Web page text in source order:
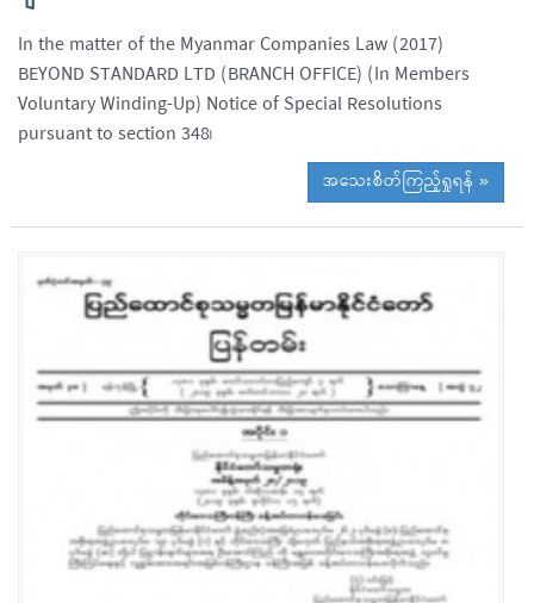
In the matter of the Myanmar Companies Law (2017)
BEYOND STANDARD LTD (BRANCH OFFICE) (In Members
Voluntary Winding-Up) Notice of Special Resolutions
pursuant to section 348၊
အသေးစိတ်ကြည့်ရှုရန် »